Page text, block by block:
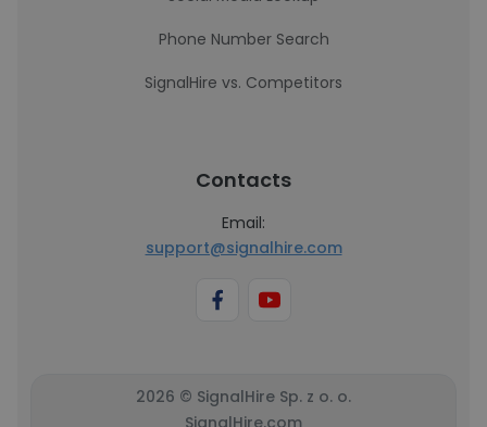
Phone Number Search
SignalHire vs. Competitors
Contacts
Email:
support@signalhire.com
2026 © SignalHire Sp. z o. o.
SignalHire.com